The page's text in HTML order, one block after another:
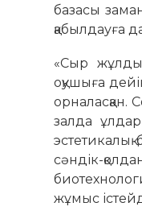
базасы
қабылдауға
«Сыр
оқушыға
орналасқан.
залда
сәндік-
жұмыс